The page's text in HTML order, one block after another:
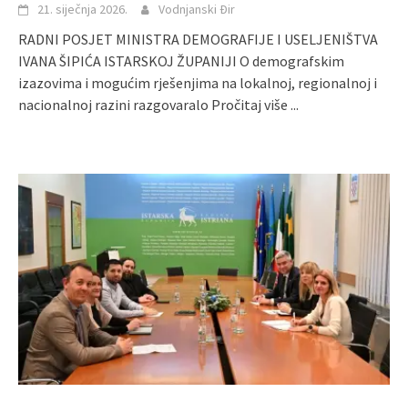
21. siječnja 2026. Vodnjanski Đir
RADNI POSJET MINISTRA DEMOGRAFIJE I USELJENIŠTVA
IVANA ŠIPIĆA ISTARSKOJ ŽUPANIJI O demografskim
izazovima i mogućim rješenjima na lokalnoj, regionalnoj i
nacionalnoj razini razgovaralo Pročitaj više ...